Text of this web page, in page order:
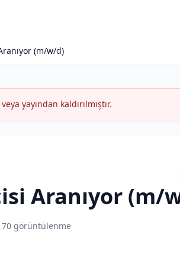
(m/w/d)
yayından kaldırılmıştır.
Aranıyor (m/
görüntülenme